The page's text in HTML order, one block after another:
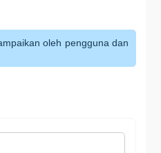
oleh pengguna dan